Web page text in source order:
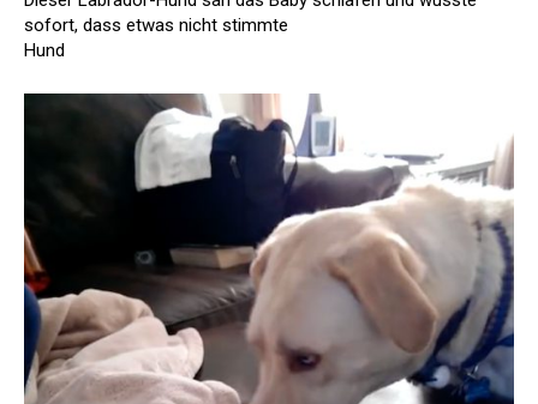
sofort, dass etwas nicht stimmte
Hund